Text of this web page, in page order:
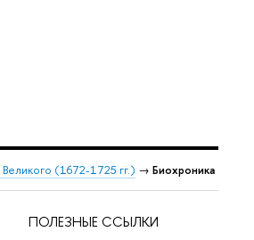
(1672-1725 гг.) → Биохроника
ПОЛЕЗНЫЕ ССЫЛКИ